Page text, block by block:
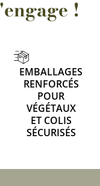
!
EMBALLAGES
RENFORCÉS
POUR
VÉGÉTAUX
ET COLIS
SÉCURISÉS